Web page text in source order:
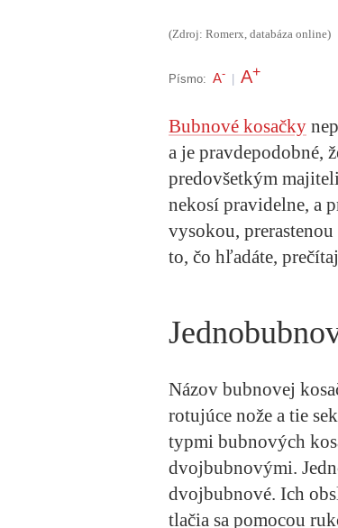
(Zdroj: Romerx, databáza online)
Písmo: A- A+
Bubnové kosačky
a je pravdepodobné,
predovšetkým
nekosí pravidelne, a
vysokou,
to, čo hľadáte,
Názov bubnovej
rotujúce nože a tie
typmi bubnových
dvojbubnovými.
dvojbubnové. Ich
tlačia sa pomocou